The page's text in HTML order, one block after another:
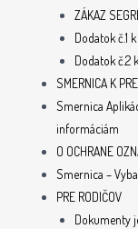
ZÁKAZ
Dodatok č.1
Dodatok č.2
SMERNICA K
Smernica
informáciám
O OCHRANE
Smernica –
PRE RODIČOV
Dokumenty